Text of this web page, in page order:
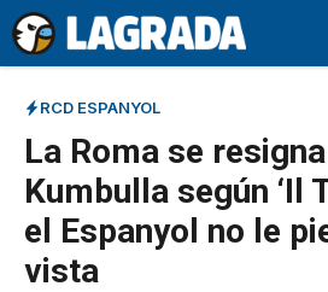
Saltar
al
contenido
RCD ESPANYOL
La Roma se
Kumbulla según ‘Il
el Espanyol no le
vista